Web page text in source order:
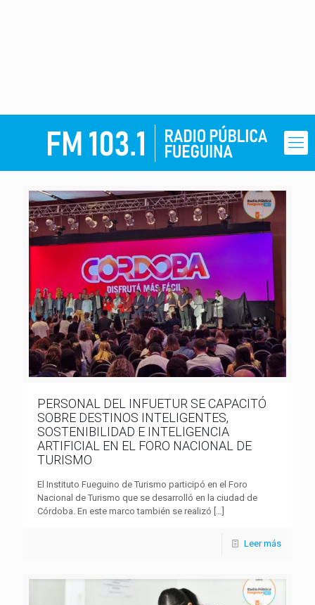
PERSONAL DEL INFUETUR SE CAPACITÓ
SOBRE DESTINOS INTELIGENTES,
SOSTENIBILIDAD E INTELIGENCIA
ARTIFICIAL EN EL FORO NACIONAL DE
TURISMO
El Instituto Fueguino de Turismo participó en el Foro
Nacional de Turismo que se desarrolló en la ciudad de
Córdoba. En este marco también se realizó […]
Leer más